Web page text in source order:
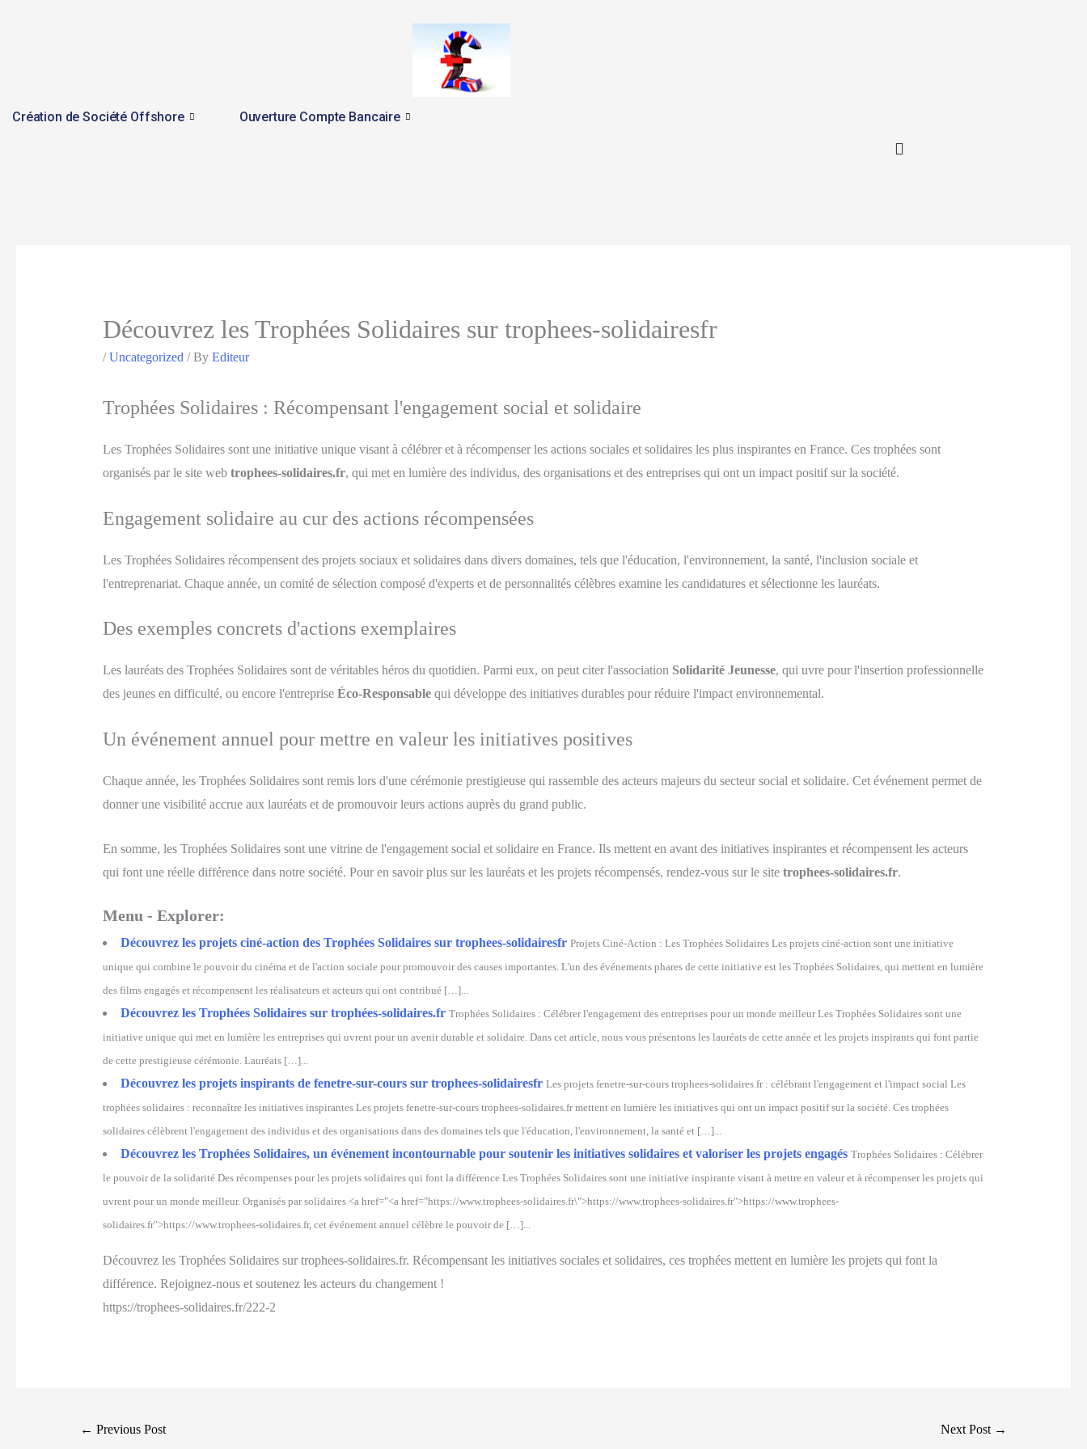
Création de Société Offshore Ouverture Compte Bancaire
Découvrez les Trophées Solidaires sur trophees-solidairesfr
/Uncategorized / By Editeur
Trophées Solidaires : Récompensant l'engagement social et solidaire
Les Trophées Solidaires sont une initiative unique visant à célébrer et à récompenser les actions sociales et solidaires les plus inspirantes en France. Ces trophées sont
organisés par le site web trophees-solidaires.fr, qui met en lumière des individus, des organisations et des entreprises qui ont un impact positif sur la société.
Engagement solidaire au cur des actions récompensées
Les Trophées Solidaires récompensent des projets sociaux et solidaires dans divers domaines, tels que l'éducation, l'environnement, la santé, l'inclusion sociale et
l'entreprenariat. Chaque année, un comité de sélection composé d'experts et de personnalités célèbres examine les candidatures et sélectionne les lauréats.
Des exemples concrets d'actions exemplaires
Les lauréats des Trophées Solidaires sont de véritables héros du quotidien. Parmi eux, on peut citer l'association Solidarité Jeunesse, qui uvre pour l'insertion professionnelle
des jeunes en difficulté, ou encore l'entreprise Éco-Responsablequi développe des initiatives durables pour réduire l'impact environnemental.
Un événement annuel pour mettre en valeur les initiatives positives
Chaque année, les Trophées Solidaires sont remis lors d'une cérémonie prestigieuse qui rassemble des acteurs majeurs du secteur social et solidaire. Cet événement permet de
donner une visibilité accrue aux lauréats et de promouvoir leurs actions auprès du grand public.
En somme, les Trophées Solidaires sont une vitrine de l'engagement social et solidaire en France. Ils mettent en avant des initiatives inspirantes et récompensent les acteurs
qui font une réelle différence dans notre société. Pour en savoir plus sur les lauréats et les projets récompensés, rendez-vous sur le site trophees-solidaires.fr.
Menu - Explorer:
Découvrez les projets ciné-action des Trophées Solidaires sur trophees-solidairesfr Projets Ciné-Action : Les Trophées Solidaires Les projets ciné-action sont une initiative
unique qui combine le pouvoir du cinéma et de l'action sociale pour promouvoir des causes importantes. L'un des événements phares de cette initiative est les Trophées Solidaires, qui mettent en lumière
des films engagés et récompensent les réalisateurs et acteurs qui ont contribué […]...
Découvrez les Trophées Solidaires sur trophées-solidaires.fr Trophées Solidaires : Célébrer l'engagement des entreprises pour un monde meilleur Les Trophées Solidaires sont une
initiative unique qui met en lumière les entreprises qui uvrent pour un avenir durable et solidaire. Dans cet article, nous vous présentons les lauréats de cette année et les projets inspirants qui font partie
de cette prestigieuse cérémonie. Lauréats […]...
Découvrez les projets inspirants de fenetre-sur-cours sur trophees-solidairesfr Les projets fenetre-sur-cours trophees-solidaires.fr : célébrant l'engagement et l'impact social Les
trophées solidaires : reconnaître les initiatives inspirantes Les projets fenetre-sur-cours trophees-solidaires.fr mettent en lumière les initiatives qui ont un impact positif sur la société. Ces trophées
solidaires célèbrent l'engagement des individus et des organisations dans des domaines tels que l'éducation, l'environnement, la santé et […]...
Découvrez les Trophées Solidaires, un événement incontournable pour soutenir les initiatives solidaires et valoriser les projets engagés Trophées Solidaires : Célébrer
le pouvoir de la solidarité Des récompenses pour les projets solidaires qui font la différence Les Trophées Solidaires sont une initiative inspirante visant à mettre en valeur et à récompenser les projets qui
uvrent pour un monde meilleur. Organisés par solidaires <a href="<a href="https://www.trophees-solidaires.fr\">https://www.trophees-solidaires.fr">https://www.trophees-
solidaires.fr">https://www.trophees-solidaires.fr, cet événement annuel célèbre le pouvoir de […]...
Découvrez les Trophées Solidaires sur trophees-solidaires.fr. Récompensant les initiatives sociales et solidaires, ces trophées mettent en lumière les projets qui font la
différence. Rejoignez-nous et soutenez les acteurs du changement !
https://trophees-solidaires.fr/222-2
← Previous Post Next Post →